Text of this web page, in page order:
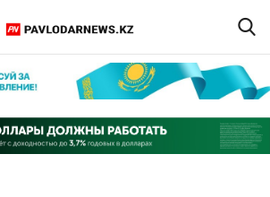
Регистрация